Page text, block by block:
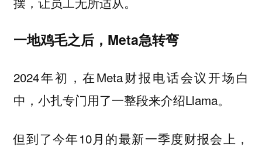
一地鸡毛之后，Meta急转弯
2024年初，在Meta财报电话会议开场白
中，小扎专门用了一整段来介绍Llama。
但到了今年10月的最新一季度财报会上，